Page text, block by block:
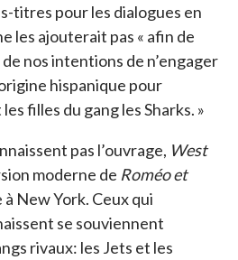
titres pour les dialogues en
les ajouterait pas « afin de
nos intentions de n’engager
hispanique pour
filles du gang les Sharks. »
pas l’ouvrage, West
moderne de Roméo et
New York. Ceux qui
se souviennent
rivaux: les Jets et les